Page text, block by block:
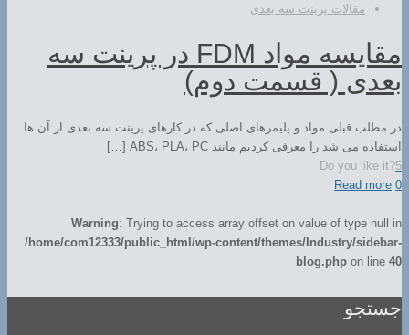
مقالات پرینت سه بعدی
مقایسه مواد FDM در پرینت سه
بعدی ( قسمت دوم)
در مطلب قبلی مواد و پلیمرهای اصلی که در کارهای پرینت سه بعدی از آن ها
استفاده می شد را معرفی کردیم مانند ABS، PLA، PC […]
Do you like it?5
0
Read more
Warning: Trying to access array offset on value of type null in
/home/com12333/public_html/wp-content/themes/Industry/sidebar-
blog.php on line 40
جستجو